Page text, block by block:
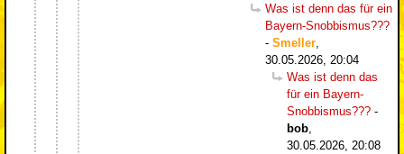
Was ist denn das für ein
Bayern-Snobbismus???
- Smeller
30.05.2026, 20:04
Was ist denn das
für ein Bayern-
Snobbismus??? -
bob
30.05.2026, 20:08